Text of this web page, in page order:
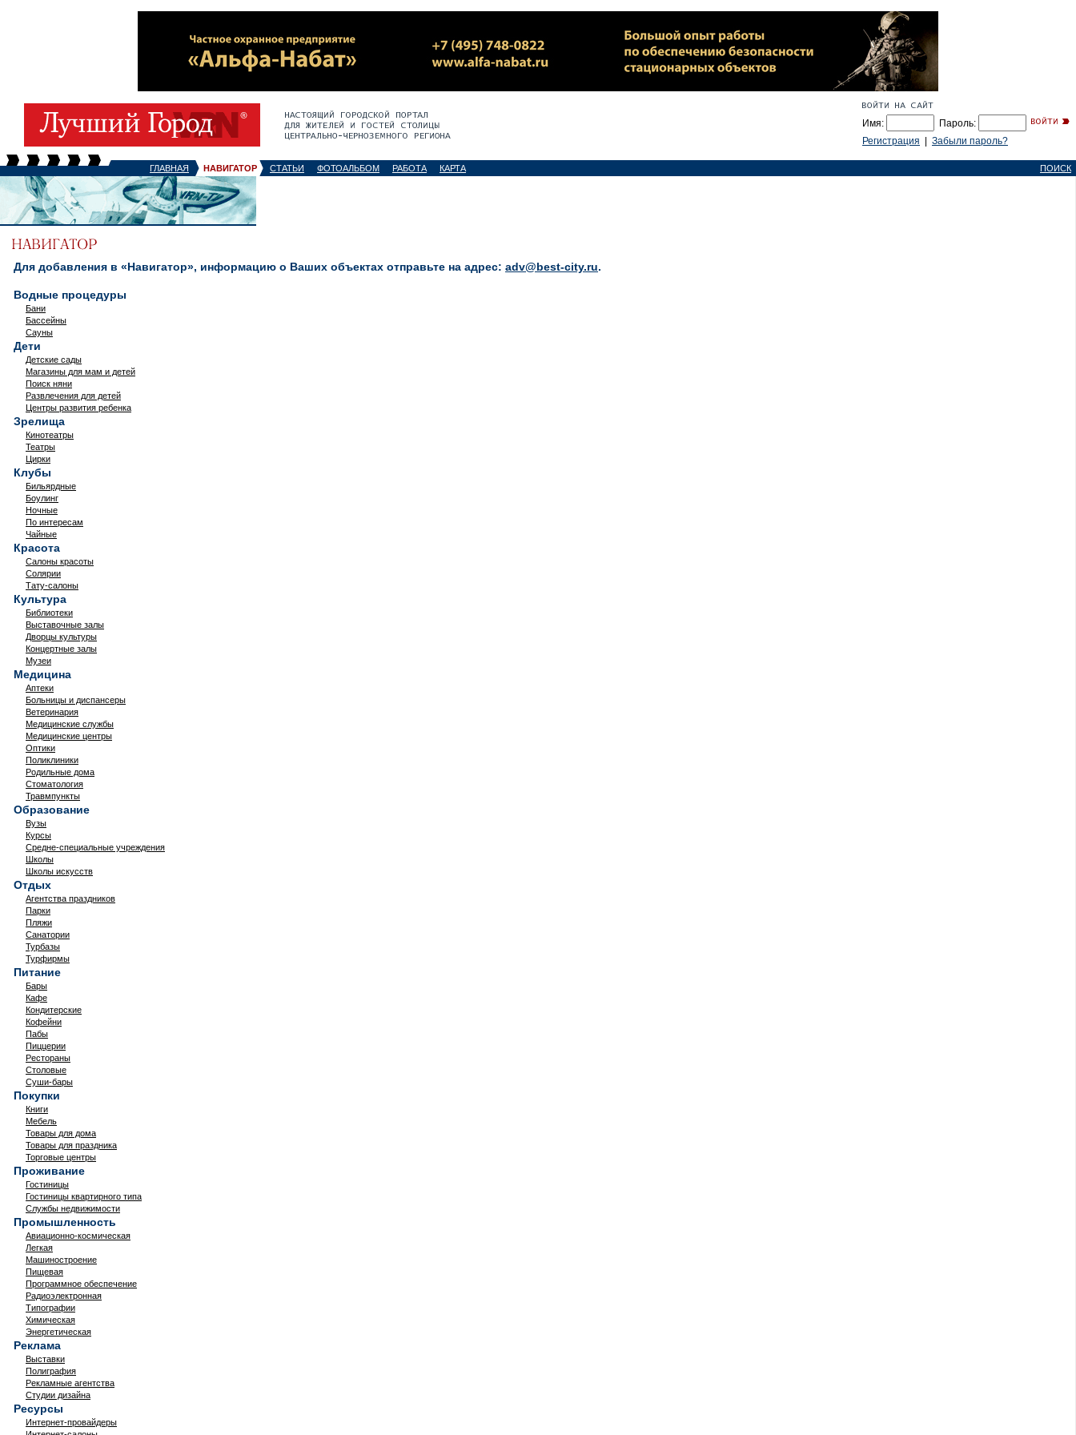
Имя:
Пароль:
Регистрация
Забыли пароль?
ГЛАВНАЯ НАВИГАТОР СТАТЬИ ФОТОАЛЬБОМ РАБОТА КАРТА ПОИСК
Для добавления в «Навигатор», информацию о Ваших объектах отправьте на адрес: adv@best-city.ru.
Водные процедуры
Бани
Бассейны
Сауны
Дети
Детские сады
Магазины для мам и детей
Поиск няни
Развлечения для детей
Центры развития ребенка
Зрелища
Кинотеатры
Театры
Цирки
Клубы
Бильярдные
Боулинг
Ночные
По интересам
Чайные
Красота
Салоны красоты
Солярии
Тату-салоны
Культура
Библиотеки
Выставочные залы
Дворцы культуры
Концертные залы
Музеи
Медицина
Аптеки
Больницы и диспансеры
Ветеринария
Медицинские службы
Медицинские центры
Оптики
Поликлиники
Родильные дома
Стоматология
Травмпункты
Образование
Вузы
Курсы
Средне-специальные учреждения
Школы
Школы искусств
Отдых
Агентства праздников
Парки
Пляжи
Санатории
Турбазы
Турфирмы
Питание
Бары
Кафе
Кондитерские
Кофейни
Пабы
Пиццерии
Рестораны
Столовые
Суши-бары
Покупки
Книги
Мебель
Товары для дома
Товары для праздника
Торговые центры
Проживание
Гостиницы
Гостиницы квартирного типа
Службы недвижимости
Промышленность
Авиационно-космическая
Легкая
Машиностроение
Пищевая
Программное обеспечение
Радиоэлектронная
Типографии
Химическая
Энергетическая
Реклама
Выставки
Полиграфия
Рекламные агентства
Студии дизайна
Ресурсы
Интернет-провайдеры